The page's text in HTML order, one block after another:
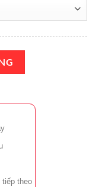
Pop Citrus Splash
tiếp theo